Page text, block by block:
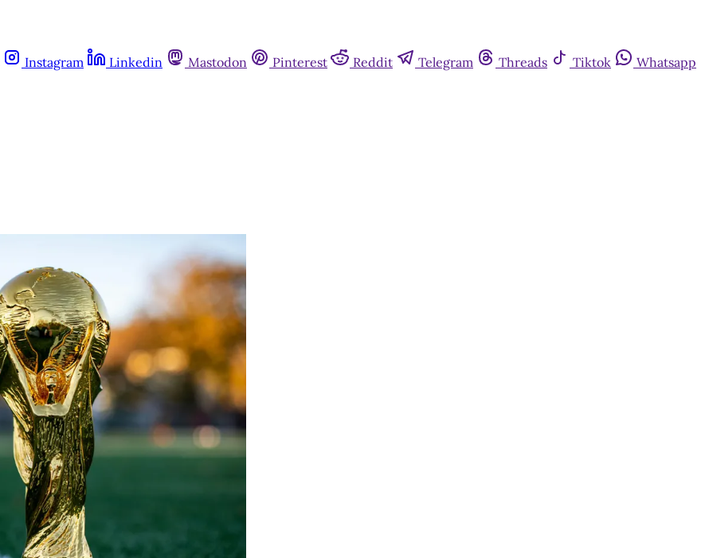
Instagram Linkedin Mastodon Pinterest Reddit Telegram Threads Tiktok
Whatsapp